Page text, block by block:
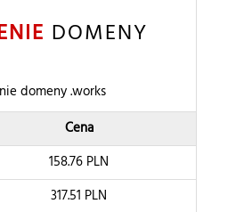
DOMENY
domeny .works
Cena
158.76 PLN
317.51 PLN